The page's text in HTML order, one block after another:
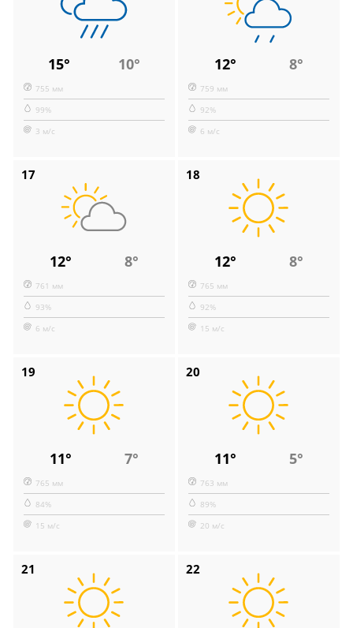
15° 10°
755 мм
99%
3 м/с
12° 8°
759 мм
92%
6 м/с
17
12° 8°
761 мм
93%
6 м/с
18
12° 8°
765 мм
92%
15 м/с
19
11° 7°
765 мм
84%
15 м/с
20
11° 5°
763 мм
89%
20 м/с
21 22